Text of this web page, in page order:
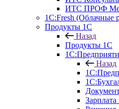
ИТС ПРОФ
1C:Fresh
Продукты 1С
Назад
Продукты 1С
Назад